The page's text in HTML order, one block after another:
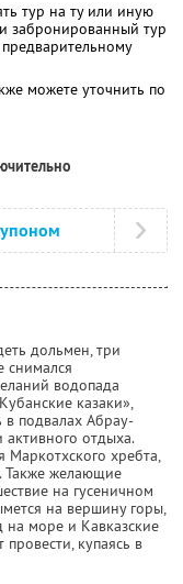
тур на ту или иную
забронированный тур
можете уточнить по
дольмен, три
снимался
водопада
казаки»,
в подвалах Абрау-
отдыха.
хребта,
Также желающие
на гусеничном
на вершину горы,
на море и Кавказские
купаясь в